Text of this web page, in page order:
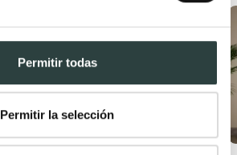
Permitir todas
Permitir la selección